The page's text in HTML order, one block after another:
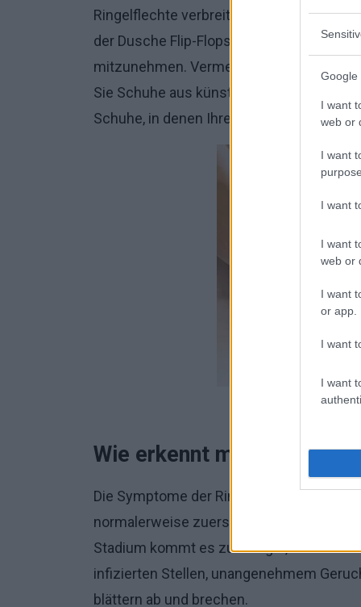
Google
I want
web or
I want
I want
I want
web or
I want
or app.
I want
I want
Ringelflechte verbreitet sich durch
der Dusche Flip-Flops zu tragen und ein
mitzunehmen. Vermeiden Sie das
Sie Schuhe aus künstlichen Materialien,
Schuhe, in denen Ihre Füße übermäßig
Wie erkennt man sie?
Die Symptome der Ringelflechte sind
normalerweise zuerst zwischen dem
Stadium kommt es zu rissiger, sich
infizierten Stellen, unangenehmem
blättern ab und brechen.